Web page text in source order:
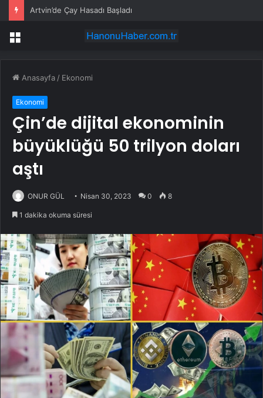
Artvin’de Çay Hasadı Başladı
Menü
Anasayfa / Ekonomi
Ekonomi
Çin’de dijital ekonominin
büyüklüğü 50 trilyon doları
aştı
ONUR GÜL Nisan 30, 2023 0 8
1 dakika okuma süresi